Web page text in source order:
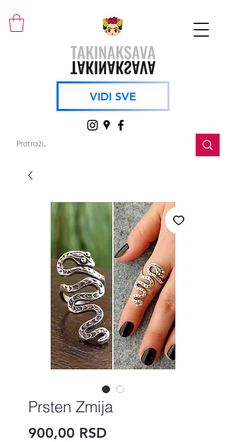
VIDI SVE
Prsten Zmija
900,00 RSDPrice